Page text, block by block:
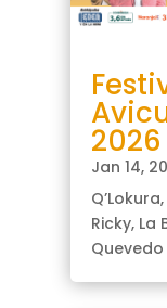
2026
Jan 14,
Ricky,